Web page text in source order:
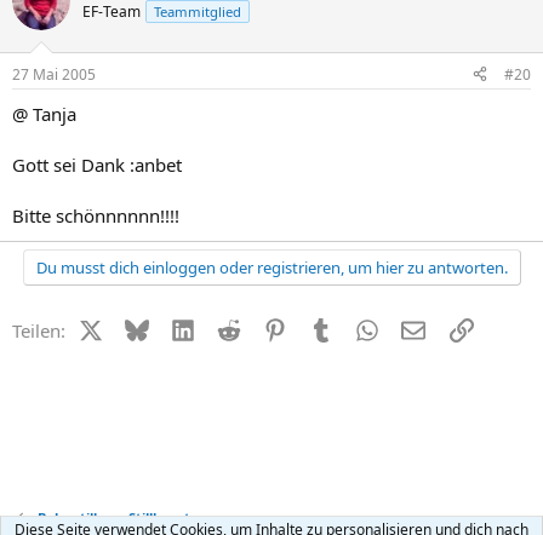
EF-Team Teammitglied
27 Mai 2005 #20
@ Tanja
Gott sei Dank :anbet
Bitte schönnnnnn!!!!
Du musst dich einloggen oder registrieren, um hier zu antworten.
Teilen: X (Twitter)
BlueskyLinkedIn
Reddit PinterestTumblr WhatsApp
E-MailLink
Baby stillen + Stillberatung
Diese Seite verwendet Cookies, um Inhalte zu personalisieren und dich nach